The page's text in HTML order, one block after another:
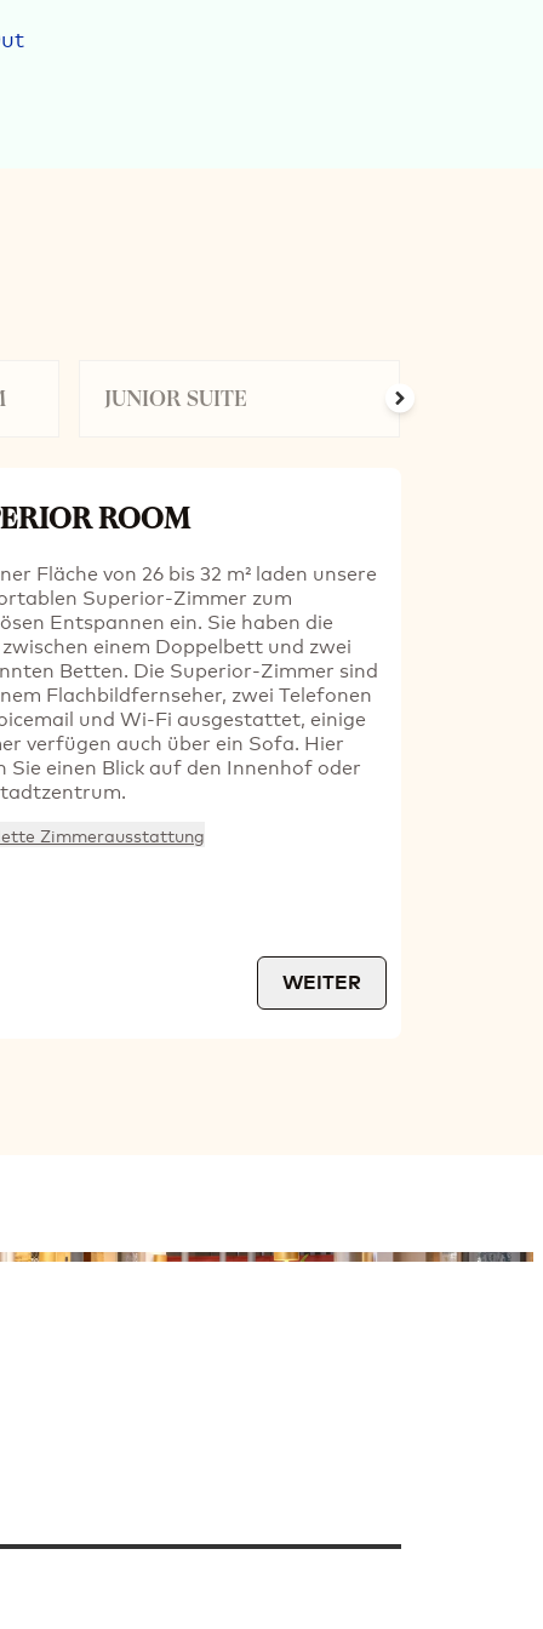
JUNIOR SUITE
ROOM
Fläche von 26 bis 32 m² laden unsere
Superior-Zimmer zum
Entspannen ein. Sie haben die
einem Doppelbett und zwei
Betten. Die Superior-Zimmer sind
Flachbildfernseher, zwei Telefonen
und Wi-Fi ausgestattet, einige
verfügen auch über ein Sofa. Hier
Sie einen Blick auf den Innenhof oder
Zimmerausstattung
WEITER